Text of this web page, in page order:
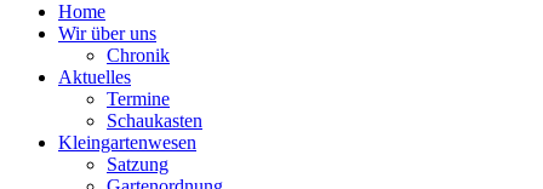
Home
Wir über uns
Chronik
Aktuelles
Termine
Schaukasten
Kleingartenwesen
Satzung